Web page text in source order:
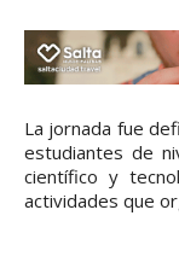
La jornada fue
estudiantes de
científico y
actividades que